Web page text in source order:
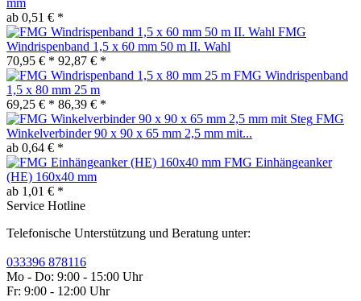
ab 0,51 € *
FMG
Windrispenband 1,5 x 60 mm 50 m II. Wahl
70,95 € * 92,87 € *
FMG Windrispenband
1,5 x 80 mm 25 m
69,25 € * 86,39 € *
FMG
Winkelverbinder 90 x 90 x 65 mm 2,5 mm mit...
ab 0,64 € *
FMG Einhängeanker
(HE) 160x40 mm
ab 1,01 € *
Service Hotline
Telefonische Unterstützung und Beratung unter:
033396 878116
Mo - Do: 9:00 - 15:00 Uhr
Fr: 9:00 - 12:00 Uhr